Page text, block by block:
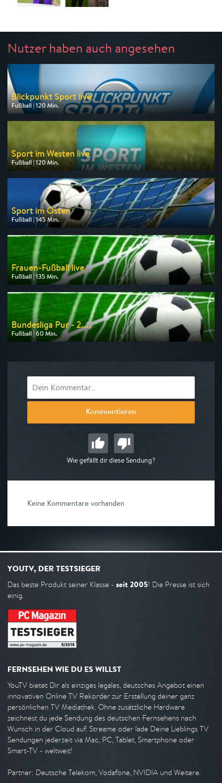
Nutzer haben auch angesehen
Blickpunkt Sport live
Fußball | 120 Min.
Ausgestrahlt von BR
am 08.08.2026, 14:00
Sport im Westen live
Fußball | 120 Min.
Ausgestrahlt von WDR
am 08.08.2026, 14:00
Sport im Osten
Fußball | 145 Min.
Ausgestrahlt von MDR
am 08.08.2026, 14:00
Frauen-Fußball live
Fußball | 135 Min.
Ausgestrahlt von rbb
am 09.08.2026, 14:45
Bundesliga Pur - 2....
Fußball | 60 Min.
Ausgestrahlt von Sport 1
Kommentieren
Wie gefällt dir diese Sendung?
Keine Kommentare vorhanden
YOUTV, DER TESTSIEGER
Das beste Produkt seiner Klasse - seit 2005! Die Presse ist sich
einig.
FERNSEHEN WIE DU ES WILLST
YouTV bietet Dir als einziges legales, deutsches Angebot einen
innovativen Online TV Rekorder zur Erstellung deiner ganz
persönlichen TV Mediathek. Ohne zusätzliche Hardware
zeichnest du jede Sendung des deutschen Fernsehens nach
Wunsch in der Cloud auf. Streame oder lade Deine Lieblings TV
Sendungen jederzeit via Mac, PC, Tablet, Smartphone oder
Smart-TV - weltweit!
Partner: Deutsche Telekom, Vodafone, NVIDIA und Weitere.